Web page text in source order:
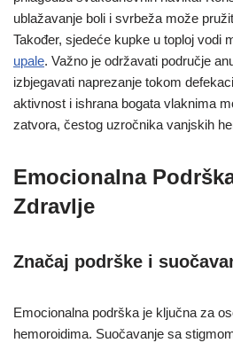
ublažavanje boli i svrbeža može
Također, sjedeće kupke u toploj vodi
upale. Važno je održavati područje
izbjegavati naprezanje tokom
aktivnost i ishrana bogata vlaknima
zatvora, čestog uzročnika vanjskih
Emocionalna
Zdravlje
Značaj podrške i
Emocionalna podrška je ključna za
hemoroidima. Suočavanje sa